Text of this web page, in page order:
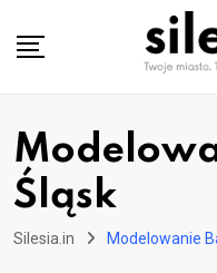
Śląsk
Silesia.in Modelowanie